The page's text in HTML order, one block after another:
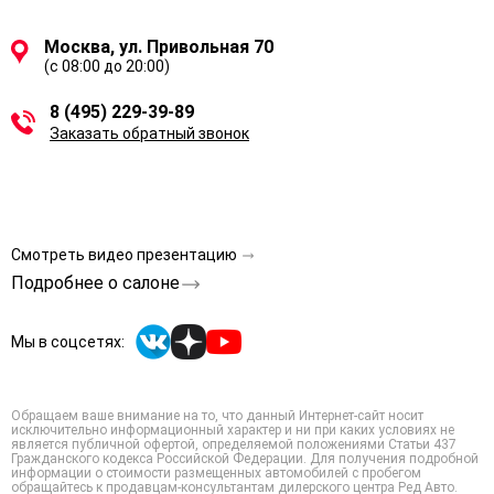
Москва, ул. Привольная 70
(с 08:00 до 20:00)
8 (495) 229-39-89
Заказать обратный звонок
Смотреть видео презентацию
Подробнее о салоне
Мы в соцсетях:
Обращаем ваше внимание на то, что данный Интернет-сайт носит
исключительно информационный характер и ни при каких условиях не
является публичной офертой, определяемой положениями Статьи 437
Гражданского кодекса Российской Федерации. Для получения подробной
информации о стоимости размещенных автомобилей с пробегом
обращайтесь к продавцам-консультантам дилерского центра Ред Авто.